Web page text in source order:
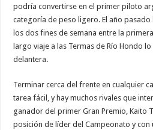
podría convertirse en el primer piloto
categoría de peso ligero. El año
los dos fines de semana entre la
largo viaje a las Termas de Río Hondo
delantera.
Terminar cerca del frente en cualquier
tarea fácil, y hay muchos rivales que
ganador del primer Gran Premio, Kaito
posición de líder del Campeonato y con